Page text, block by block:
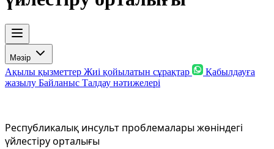
Мәзір
Ақылы қызметтер Жиі қойылатын сұрақтар
Қабылдауға
жазылу Байланыс Талдау нәтижелері
Республикалық инсульт проблемалары жөніндегі
үйлестіру орталығы